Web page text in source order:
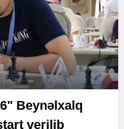
Beynəlxalq
verilib